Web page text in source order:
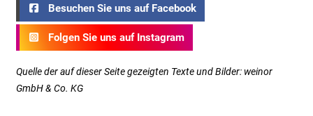
Besuchen Sie uns auf Facebook
Folgen Sie uns auf Instagram
Quelle der auf dieser Seite gezeigten Texte und Bilder: weinor
GmbH & Co. KG